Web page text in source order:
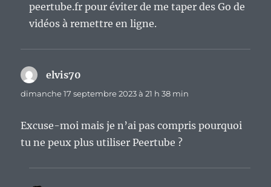
peertube.fr pour éviter de me taper des Go de
vidéos à remettre en ligne.
elvis70
dimanche 17 septembre 2023 à 21 h 38 min
Excuse-moi mais je n’ai pas compris pourquoi
tu ne peux plus utiliser Peertube ?